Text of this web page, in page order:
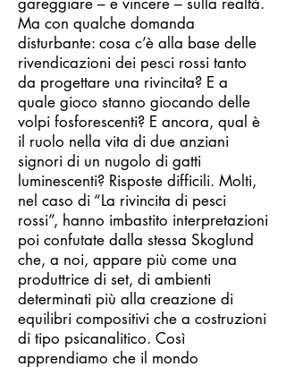
Ma con qualche domanda
disturbante: cosa c’è alla base delle
rivendicazioni dei pesci rossi tanto
da progettare una rivincita? E a
quale gioco stanno giocando delle
volpi fosforescenti? E ancora, qual è
il ruolo nella vita di due anziani
signori di un nugolo di gatti
luminescenti? Risposte difficili. Molti,
nel caso di “La rivincita di pesci
rossi”, hanno imbastito interpretazioni
poi confutate dalla stessa Skoglund
che, a noi, appare più come una
produttrice di set, di ambienti
determinati più alla creazione di
equilibri compositivi che a costruzioni
di tipo psicanalitico. Così
apprendiamo che il mondo